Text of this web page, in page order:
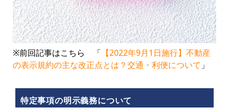
※前回記事はこちら 「 【2022年9月1日施行】不動産
の表示規約の主な改正点とは？交通・利便について 」
特定事項の明示義務について